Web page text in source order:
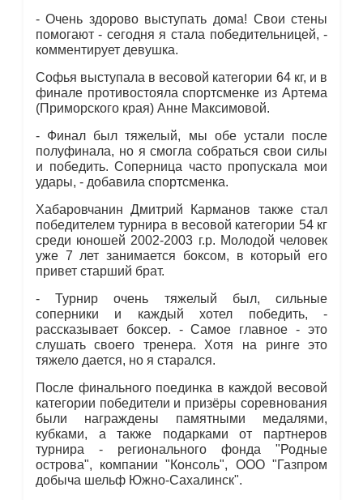
- Очень здорово выступать дома! Свои стены
помогают - сегодня я стала победительницей, -
комментирует девушка.
Софья выступала в весовой категории 64 кг, и в
финале противостояла спортсменке из Артема
(Приморского края) Анне Максимовой.
- Финал был тяжелый, мы обе устали после
полуфинала, но я смогла собраться свои силы
и победить. Соперница часто пропускала мои
удары, - добавила спортсменка.
Хабаровчанин Дмитрий Карманов также стал
победителем турнира в весовой категории 54 кг
среди юношей 2002-2003 г.р. Молодой человек
уже 7 лет занимается боксом, в который его
привет старший брат.
- Турнир очень тяжелый был, сильные
соперники и каждый хотел победить, -
рассказывает боксер. - Самое главное - это
слушать своего тренера. Хотя на ринге это
тяжело дается, но я старался.
После финального поединка в каждой весовой
категории победители и призёры соревнования
были награждены памятными медалями,
кубками, а также подарками от партнеров
турнира - регионального фонда "Родные
острова", компании "Консоль", ООО "Газпром
добыча шельф Южно-Сахалинск".